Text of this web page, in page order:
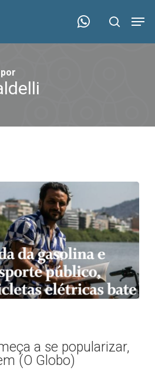
search
a se popularizar,
(O Globo)